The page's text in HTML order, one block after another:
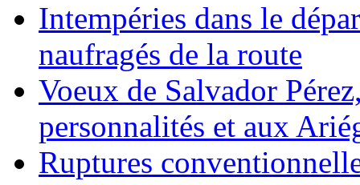
Intempéries dans le
naufragés de la route
Voeux de Salvador
personnalités et aux
Ruptures